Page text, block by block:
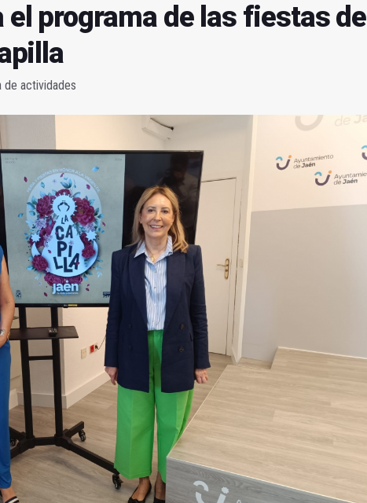
programa de las fiestas de
de actividades